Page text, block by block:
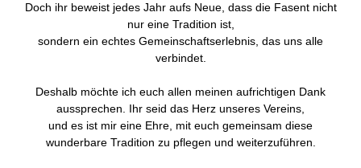
Doch ihr beweist jedes Jahr aufs Neue, dass die Fasent nicht
nur eine Tradition ist,
sondern ein echtes Gemeinschaftserlebnis, das uns alle
verbindet.
Deshalb möchte ich euch allen meinen aufrichtigen Dank
aussprechen. Ihr seid das Herz unseres Vereins,
und es ist mir eine Ehre, mit euch gemeinsam diese
wunderbare Tradition zu pflegen und weiterzuführen.